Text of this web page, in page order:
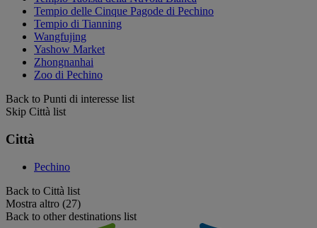
Tempio delle Cinque Pagode di Pechino
Tempio di Tianning
Wangfujing
Yashow Market
Zhongnanhai
Zoo di Pechino
Back to Punti di interesse list
Skip Città list
Città
Pechino
Back to Città list
Mostra altro (27)
Back to other destinations list